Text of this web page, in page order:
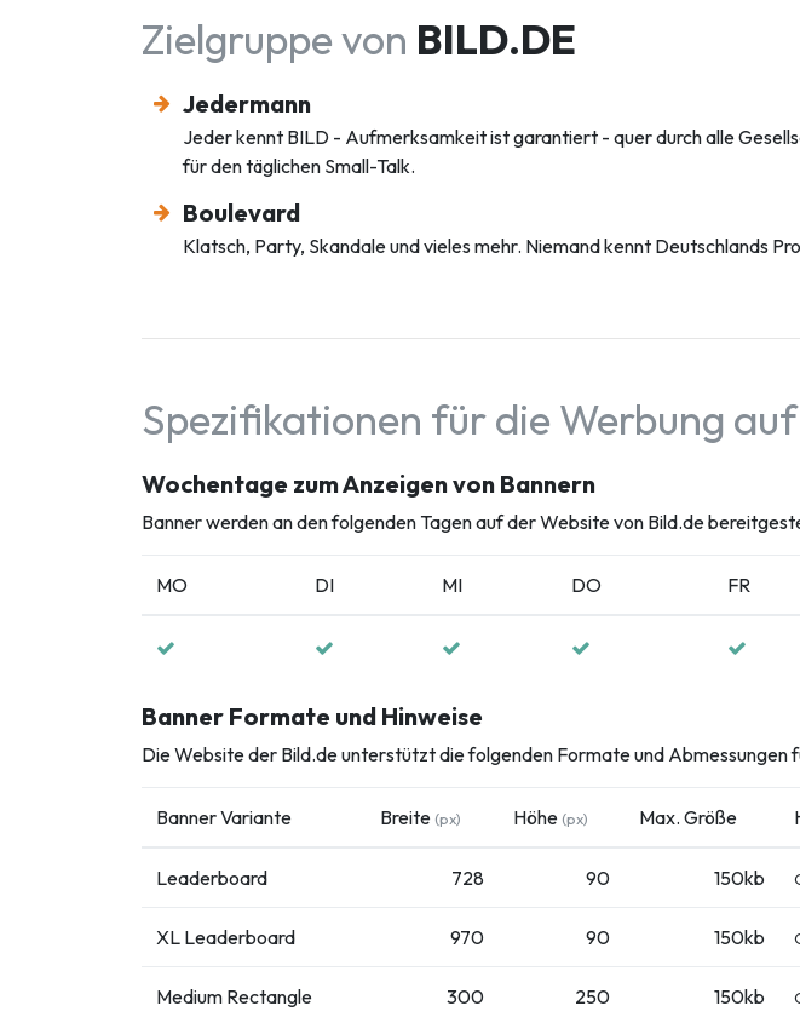
Zielgruppe von BILD.DE
Jedermann
Jeder kennt BILD - Aufmerksamkeit ist garantiert - quer durch alle
für den täglichen Small-Talk.
Boulevard
Klatsch, Party, Skandale und vieles mehr. Niemand kennt Deutschlands
Spezifikationen für die Werbung auf
Wochentage zum Anzeigen von Bannern
Banner werden an den folgenden Tagen auf der Website von Bild.de
MO DI MI DO FR
Banner Formate und Hinweise
Die Website der Bild.de unterstützt die folgenden Formate und Abmessungen
Banner Variante Breite (px) Höhe (px) Max. Größe
Leaderboard 728 90 150kb
XL Leaderboard 970 90 150kb
Medium Rectangle 300 250 150kb